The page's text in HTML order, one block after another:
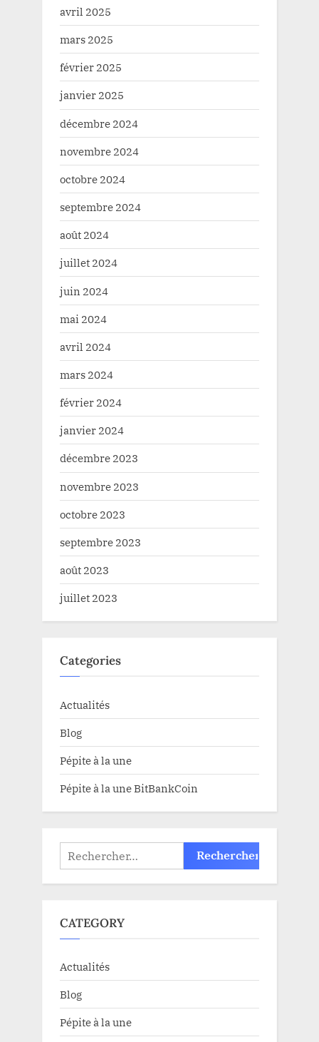
avril 2025
mars 2025
février 2025
janvier 2025
décembre 2024
novembre 2024
octobre 2024
septembre 2024
août 2024
juillet 2024
juin 2024
mai 2024
avril 2024
mars 2024
février 2024
janvier 2024
décembre 2023
novembre 2023
octobre 2023
septembre 2023
août 2023
juillet 2023
Categories
Actualités
Blog
Pépite à la une
Pépite à la une BitBankCoin
Rechercher :
CATEGORY
Actualités
Blog
Pépite à la une